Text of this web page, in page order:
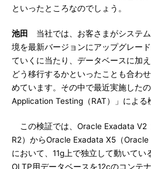
といったところなのでしょう。
池田
当社では、お客さまがシステ
境を最新バージョンにアップグレー
ていくに当たり、データベースに加
どう移行するかといったことも合わ
めています。その中で最近実施した
Application Testing（RAT）」による
この検証では、Oracle Exadata V2
R2）からOracle Exadata X5（
において、11g上で独立して動いてい
OLTP用データベースを12cのコンテ